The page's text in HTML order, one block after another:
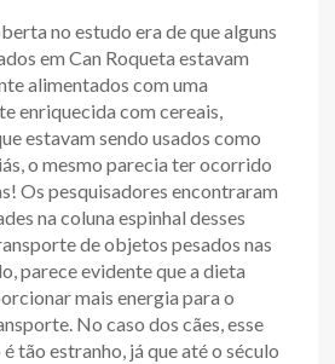
no estudo era de que alguns
em Can Roqueta estavam
alimentados com uma
enriquecida com cereais,
estavam sendo usados como
o mesmo parecia ter ocorrido
Os pesquisadores encontraram
na coluna espinhal desses
de objetos pesados nas
parece evidente que a dieta
mais energia para o
No caso dos cães, esse
tão estranho, já que até o século